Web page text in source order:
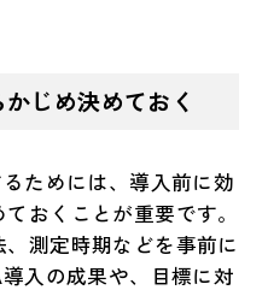
じめ決めておく
ためには、導入前に効
おくことが重要です。
測定時期などを事前に
入の成果や、目標に対